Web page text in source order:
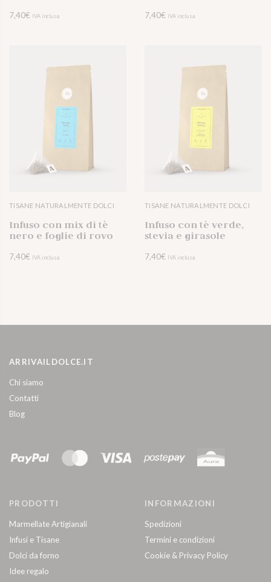
VOGLIO PROVARLO
7,40€ IVA inclusa
VOGLIO PROVARLO
7,40€ IVA inclusa
VISUALIZZA
TISANE NATURALMENTE DOLCI
Infuso con mix di tè
nero e foglie di rovo
7,40€ IVA inclusa
TISANE NATURALMENTE DOLCI
Infuso con tè verde,
stevia e girasole
7,40€ IVA inclusa
ARRIVAILDOLCE.IT
Chi siamo
Contatti
Blog
PRODOTTI
Marmellate Artigianali
Infusi e Tisane
Dolci da forno
Idee regalo
INFORMAZIONI
Spedizioni
Termini e condizioni
Cookie & Privacy Policy